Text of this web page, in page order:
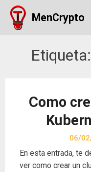
Skip
content
MenCrypto
Etiqueta:
Como
06/
En esta entrada, te
ver como crear un